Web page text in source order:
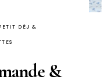
DÉJ &
&